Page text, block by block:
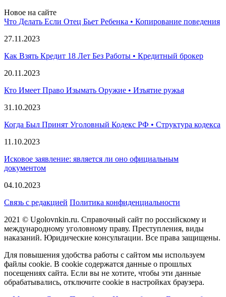
Новое на сайте
Что Делать Если Отец Бьет Ребенка • Копирование поведения
27.11.2023
Как Взять Кредит 18 Лет Без Работы • Кредитный брокер
20.11.2023
Кто Имеет Право Изымать Оружие • Изъятие ружья
31.10.2023
Когда Был Принят Уголовный Кодекс РФ • Структура кодекса
11.10.2023
Исковое заявление: является ли оно официальным
документом
04.10.2023
Связь с редакцией Политика конфиденциальности
2021 © Ugolovnkin.ru. Справочный сайт по российскому и
международному уголовному праву. Преступления, виды
наказаний. Юридические консультации. Все права защищены.
Для повышения удобства работы с сайтом мы используем
файлы cookie. В cookie содержатся данные о прошлых
посещениях сайта. Если вы не хотите, чтобы эти данные
обрабатывались, отключите cookie в настройках браузера.